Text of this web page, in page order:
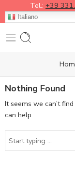
Tel.: +39
Italiano
Nothing Found
It seems we can’t
can help.